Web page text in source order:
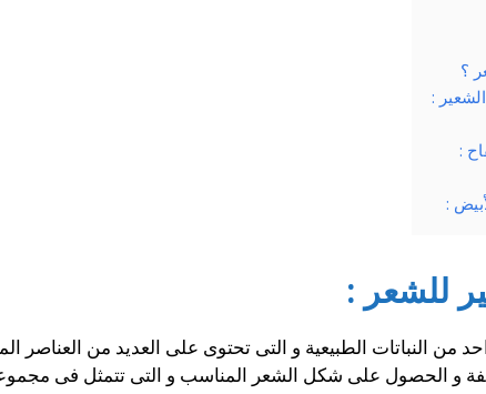
؟
:
:
:
للشعر :
من النباتات الطبيعية و التى تحتوى على العديد من
و الحصول على شكل الشعر المناسب و التى تتمثل فى